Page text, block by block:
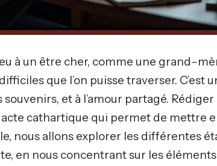
à un être cher, comme une grand-
que l’on puisse traverser.
souvenirs, et à l’amour partagé.
acte cathartique qui permet de mettre
nous allons explorer les différentes
en nous concentrant sur les